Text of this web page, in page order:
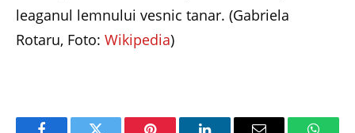
leaganul lemnului vesnic tanar. (Gabriela
Rotaru, Foto: Wikipedia)